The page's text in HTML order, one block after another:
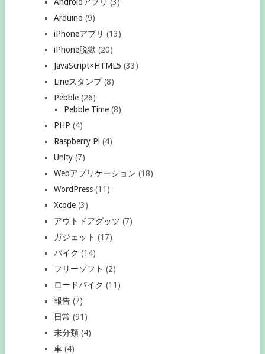
Arduino (9)
iPhoneアプリ (13)
iPhone脱獄 (20)
JavaScript×HTML5 (33)
Lineスタンプ(8)
Pebble(26)
Pebble Time(8)
PHP (4)
Raspberry Pi (4)
Unity(7)
Webアプリケーション (18)
WordPress(11)
Xcode(3)
アウトドアグッツ (7)
ガジェット (17)
バイク (14)
フリーソフト (2)
ロードバイク (11)
報告(7)
日常 (91)
未分類(4)
車(4)